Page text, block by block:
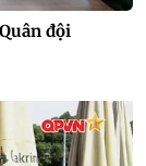
đội